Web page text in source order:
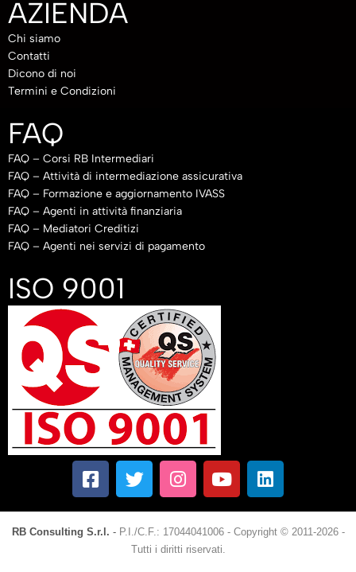
AZIENDA
Chi siamo
Contatti
Dicono di noi
Termini e Condizioni
FAQ
FAQ – Corsi RB Intermediari
FAQ – Attività di intermediazione assicurativa
FAQ – Formazione e aggiornamento IVASS
FAQ – Agenti in attività finanziaria
FAQ – Mediatori Creditizi
FAQ – Agenti nei servizi di pagamento
ISO 9001
RB Consulting S.r.l. - P.I./C.F.: 17044041006 - Copyright © 2011-2026 -
Tutti i diritti riservati.